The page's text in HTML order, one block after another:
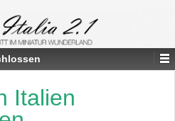
Italien